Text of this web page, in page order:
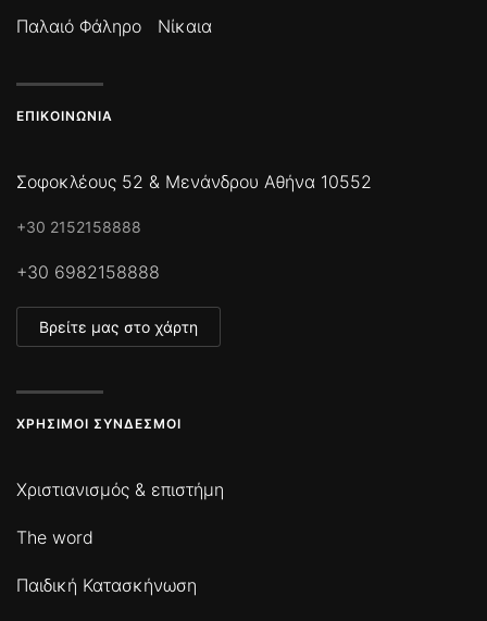
Παλαιό Φάληρο
Νίκαια
ΕΠΙΚΟΙΝΩΝΊΑ
Σοφοκλέους 52 & Μενάνδρου Αθήνα 10552
+30 2152158888
+30 6982158888
Βρείτε μας στο χάρτη
ΧΡΉΣΙΜΟΙ ΣΎΝΔΕΣΜΟΙ
Χριστιανισμός & επιστήμη
The word
Παιδική Κατασκήνωση